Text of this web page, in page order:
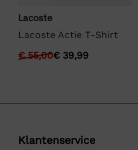
Lacoste
Lacoste Actie T-Shirt
€55,00€ 39,99
Klantenservice